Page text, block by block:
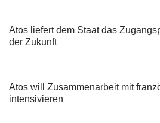
Atos liefert dem Staat das
der Zukunft
Atos will Zusammenarbeit mit
intensivieren